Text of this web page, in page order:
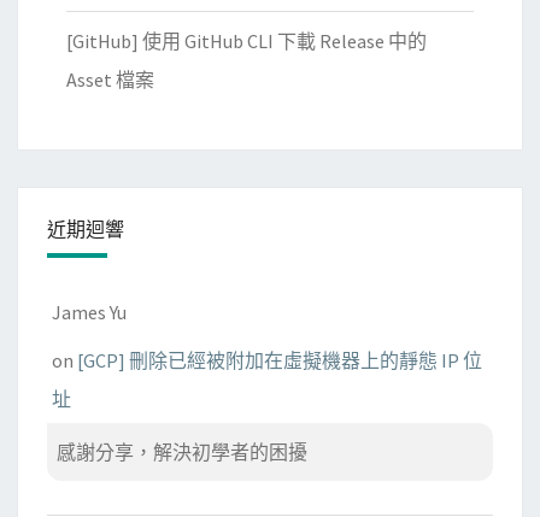
[GitHub] 使用 GitHub CLI 下載 Release 中的
Asset 檔案
近期迴響
James Yu
on [GCP] 刪除已經被附加在虛擬機器上的靜態 IP 位
址
感謝分享，解決初學者的困擾